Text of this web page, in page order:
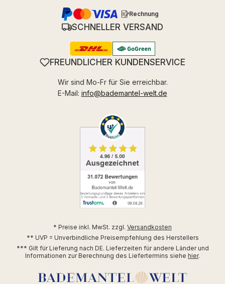
Rechnung
SCHNELLER VERSAND
FREUNDLICHER KUNDENSERVICE
Wir sind Mo-Fr für Sie erreichbar.
E-Mail: info@bademantel-welt.de
* Preise inkl. MwSt. zzgl. Versandkosten
** UVP = Unverbindliche Preisempfehlung des Herstellers
*** Gilt für Lieferung nach DE. Lieferzeiten für andere Länder und
Informationen zur Berechnung des Liefertermins siehe hier.